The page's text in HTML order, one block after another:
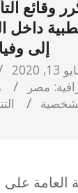
وقائع
داخل
إلى
13, 2020
مصر
العامة